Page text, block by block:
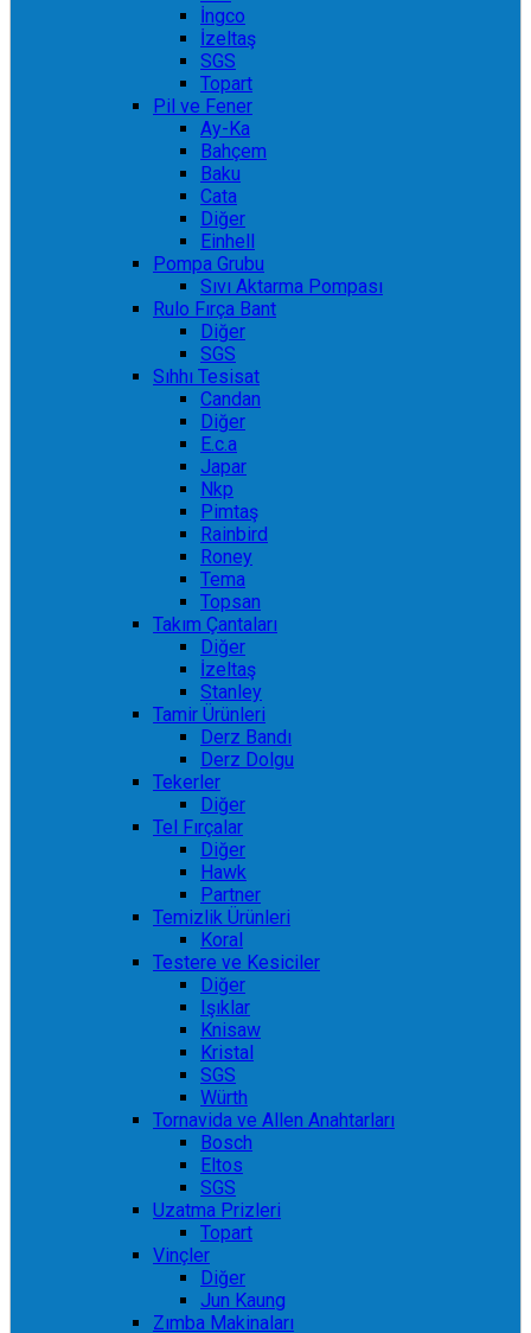
İngco
İzeltaş
SGS
Topart
Pil ve Fener
Ay-Ka
Bahçem
Baku
Cata
Diğer
Einhell
Pompa Grubu
Sıvı Aktarma Pompası
Rulo Fırça Bant
Diğer
SGS
Sıhhı Tesisat
Candan
Diğer
E.c.a
Japar
Nkp
Pimtaş
Rainbird
Roney
Tema
Topsan
Takım Çantaları
Diğer
İzeltaş
Stanley
Tamir Ürünleri
Derz Bandı
Derz Dolgu
Tekerler
Diğer
Tel Fırçalar
Diğer
Hawk
Partner
Temizlik Ürünleri
Koral
Testere ve Kesiciler
Diğer
Işıklar
Knisaw
Kristal
SGS
Würth
Tornavida ve Allen Anahtarları
Bosch
Eltos
SGS
Uzatma Prizleri
Topart
Vinçler
Diğer
Jun Kaung
Zımba Makinaları